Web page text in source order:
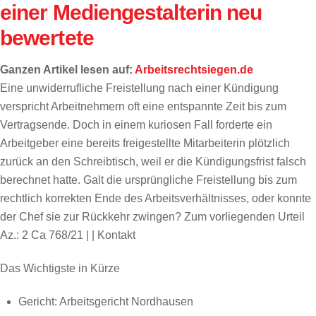
einer Mediengestalterin neu
bewertete
Ganzen Artikel lesen auf: Arbeitsrechtsiegen.de
Eine unwiderrufliche Freistellung nach einer Kündigung
verspricht Arbeitnehmern oft eine entspannte Zeit bis zum
Vertragsende. Doch in einem kuriosen Fall forderte ein
Arbeitgeber eine bereits freigestellte Mitarbeiterin plötzlich
zurück an den Schreibtisch, weil er die Kündigungsfrist falsch
berechnet hatte. Galt die ursprüngliche Freistellung bis zum
rechtlich korrekten Ende des Arbeitsverhältnisses, oder konnte
der Chef sie zur Rückkehr zwingen? Zum vorliegenden Urteil
Az.: 2 Ca 768/21 | | Kontakt
Das Wichtigste in Kürze
Gericht: Arbeitsgericht Nordhausen